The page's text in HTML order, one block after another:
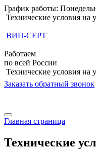
График работы:
Технические условия на
ВИП-СЕРТ
Работаем
по всей России
Технические условия на
Заказать обратный звонок
Главная страница
Технические